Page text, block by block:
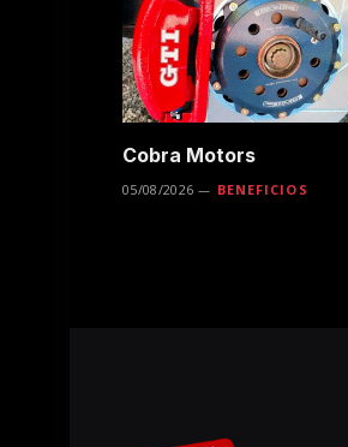
Cobra Motors
05/08/2026 BENEFICIOS